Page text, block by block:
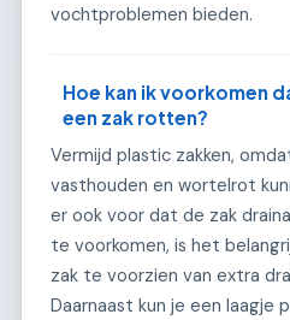
vochtproblemen bieden.
Hoe kan ik voorkomen
een zak rotten?
Vermijd plastic zakken,
vasthouden en wortelrot
er ook voor dat de zak
te voorkomen, is het
zak te voorzien van extra
Daarnaast kun je een laagje